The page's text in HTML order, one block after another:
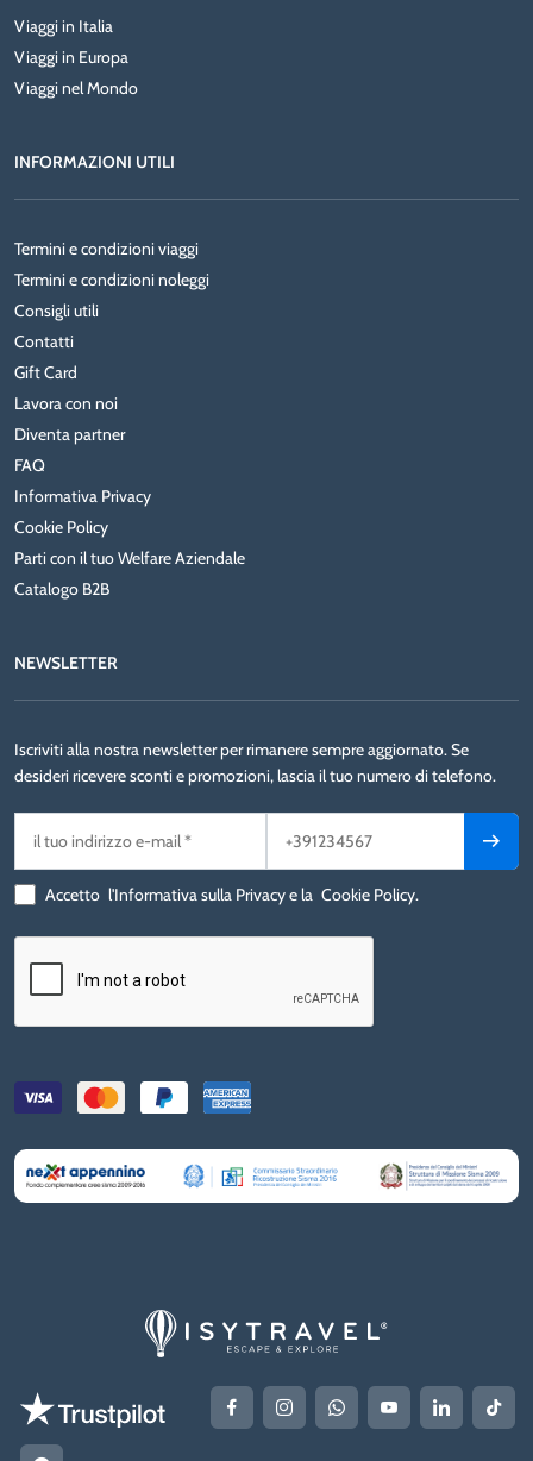
Viaggi in Italia
Viaggi in Europa
Viaggi nel Mondo
INFORMAZIONI UTILI
Termini e condizioni viaggi
Termini e condizioni noleggi
Consigli utili
Contatti
Gift Card
Lavora con noi
Diventa partner
FAQ
Informativa Privacy
Cookie Policy
Parti con il tuo Welfare Aziendale
Catalogo B2B
NEWSLETTER
Iscriviti alla nostra newsletter per rimanere sempre aggiornato. Se
desideri ricevere sconti e promozioni, lascia il tuo numero di telefono.
Accetto l'Informativa sulla Privacye la Cookie Policy.